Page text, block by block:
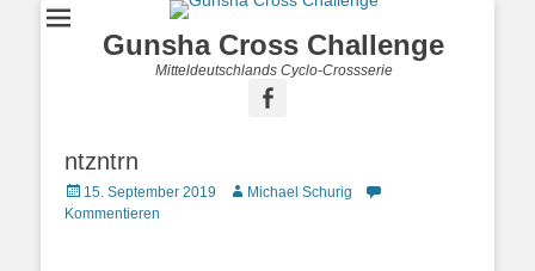
Gunsha Cross Challenge
Mitteldeutschlands Cyclo-Crossserie
ntzntrn
15. September 2019
Michael Schurig
Kommentieren